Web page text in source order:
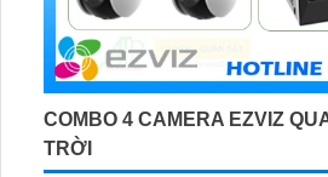
COMBO 4 CAMERA EZVIZ
TRỜI